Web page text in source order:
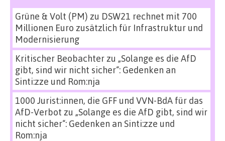
Grüne & Volt (PM) zu DSW21 rechnet mit 700
Millionen Euro zusätzlich für Infrastruktur und
Modernisierung
Kritischer Beobachterzu „Solange es die AfD
gibt, sind wir nicht sicher“: Gedenken an
Sinti:zze und Rom:nja
1000 Jurist:innen, die GFF und VVN-BdA für das
AfD-Verbot zu „Solange es die AfD gibt, sind wir
nicht sicher“: Gedenken an Sinti:zze und
Rom:nja